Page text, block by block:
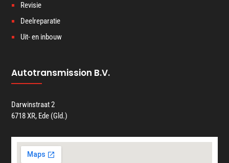
Revisie
Deelreparatie
Uit- en inbouw
Autotransmission B.V.
Darwinstraat 2
6718 XR, Ede (Gld.)